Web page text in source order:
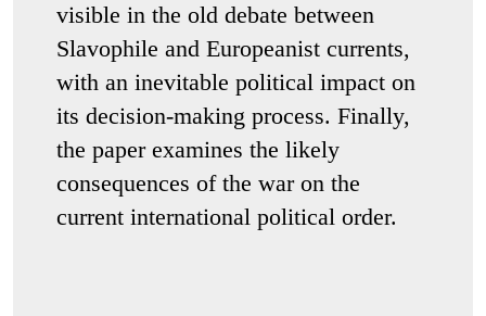
visible in the old debate between
Slavophile and Europeanist currents,
with an inevitable political impact on
its decision-making process. Finally,
the paper examines the likely
consequences of the war on the
current international political order.